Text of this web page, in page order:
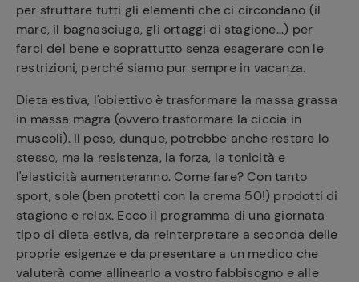
per sfruttare tutti gli elementi che ci circondano (il
mare, il bagnasciuga, gli ortaggi di stagione...) per
farci del bene e soprattutto senza esagerare con le
restrizioni, perché siamo pur sempre in vacanza.
Dieta estiva, l'obiettivo è trasformare la massa grassa
in massa magra (ovvero trasformare la ciccia in
muscoli). Il peso, dunque, potrebbe anche restare lo
stesso, ma la resistenza, la forza, la tonicità e
l'elasticità aumenteranno. Come fare? Con tanto
sport, sole (ben protetti con la crema 50!) prodotti di
stagione e relax. Ecco il programma di una giornata
tipo di dieta estiva, da reinterpretare a seconda delle
proprie esigenze e da presentare a un medico che
valuterà come allinearlo a vostro fabbisogno e alle